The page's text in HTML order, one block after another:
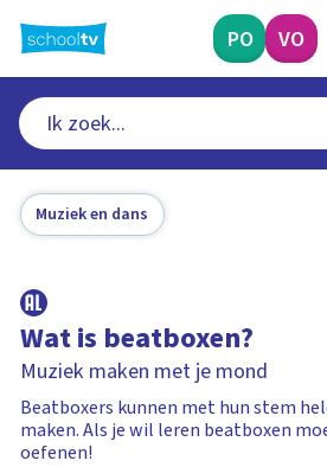
naar
hoofdinhoud
PO VO
Muziek en dans
Wat is beatboxen?
Muziek maken met je mond
Beatboxers kunnen met hun stem
maken. Als je wil leren beatboxen
oefenen!